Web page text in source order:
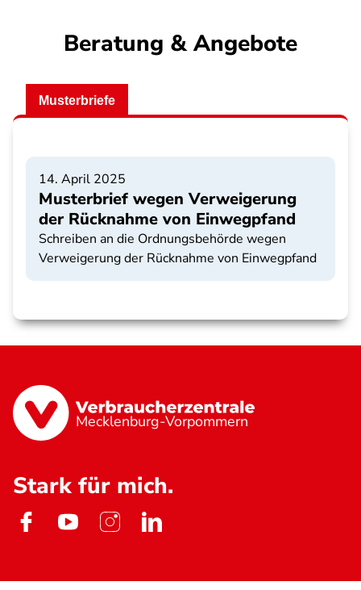
Beratung & Angebote
Musterbriefe
14. April 2025
Musterbrief wegen Verweigerung
der Rücknahme von Einwegpfand
Schreiben an die Ordnungsbehörde wegen
Verweigerung der Rücknahme von Einwegpfand
Mecklenburg-Vorpommern
Stark für mich.